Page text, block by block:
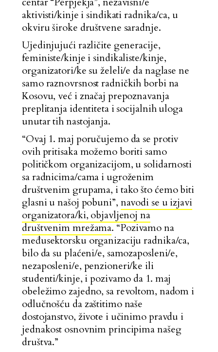
aktivisti/kinje i sindikati radnika/ca, u
okviru široke društvene saradnje.
Ujedinjujući različite generacije,
feministe/kinje i sindikaliste/kinje,
organizatori/ke su želeli/e da naglase ne
samo raznovrsnost radničkih borbi na
Kosovu, već i značaj prepoznavanja
preplitanja identiteta i socijalnih uloga
unutar tih nastojanja.
“Ovaj 1. maj poručujemo da se protiv
ovih pritisaka možemo boriti samo
političkom organizacijom, u solidarnosti
sa radnicima/cama i ugroženim
društvenim grupama, i tako što ćemo biti
glasni u našoj pobuni”, navodi se u izjavi
organizatora/ki, objavljenoj na
društvenim mrežama. “Pozivamo na
međusektorsku organizaciju radnika/ca,
bilo da su plaćeni/e, samozaposleni/e,
nezaposleni/e, penzioneri/ke ili
studenti/kinje, i pozivamo da 1. maj
obeležimo zajedno, sa revoltom, nadom i
odlučnošću da zaštitimo naše
dostojanstvo, živote i učinimo pravdu i
jednakost osnovnim principima našeg
društva.”